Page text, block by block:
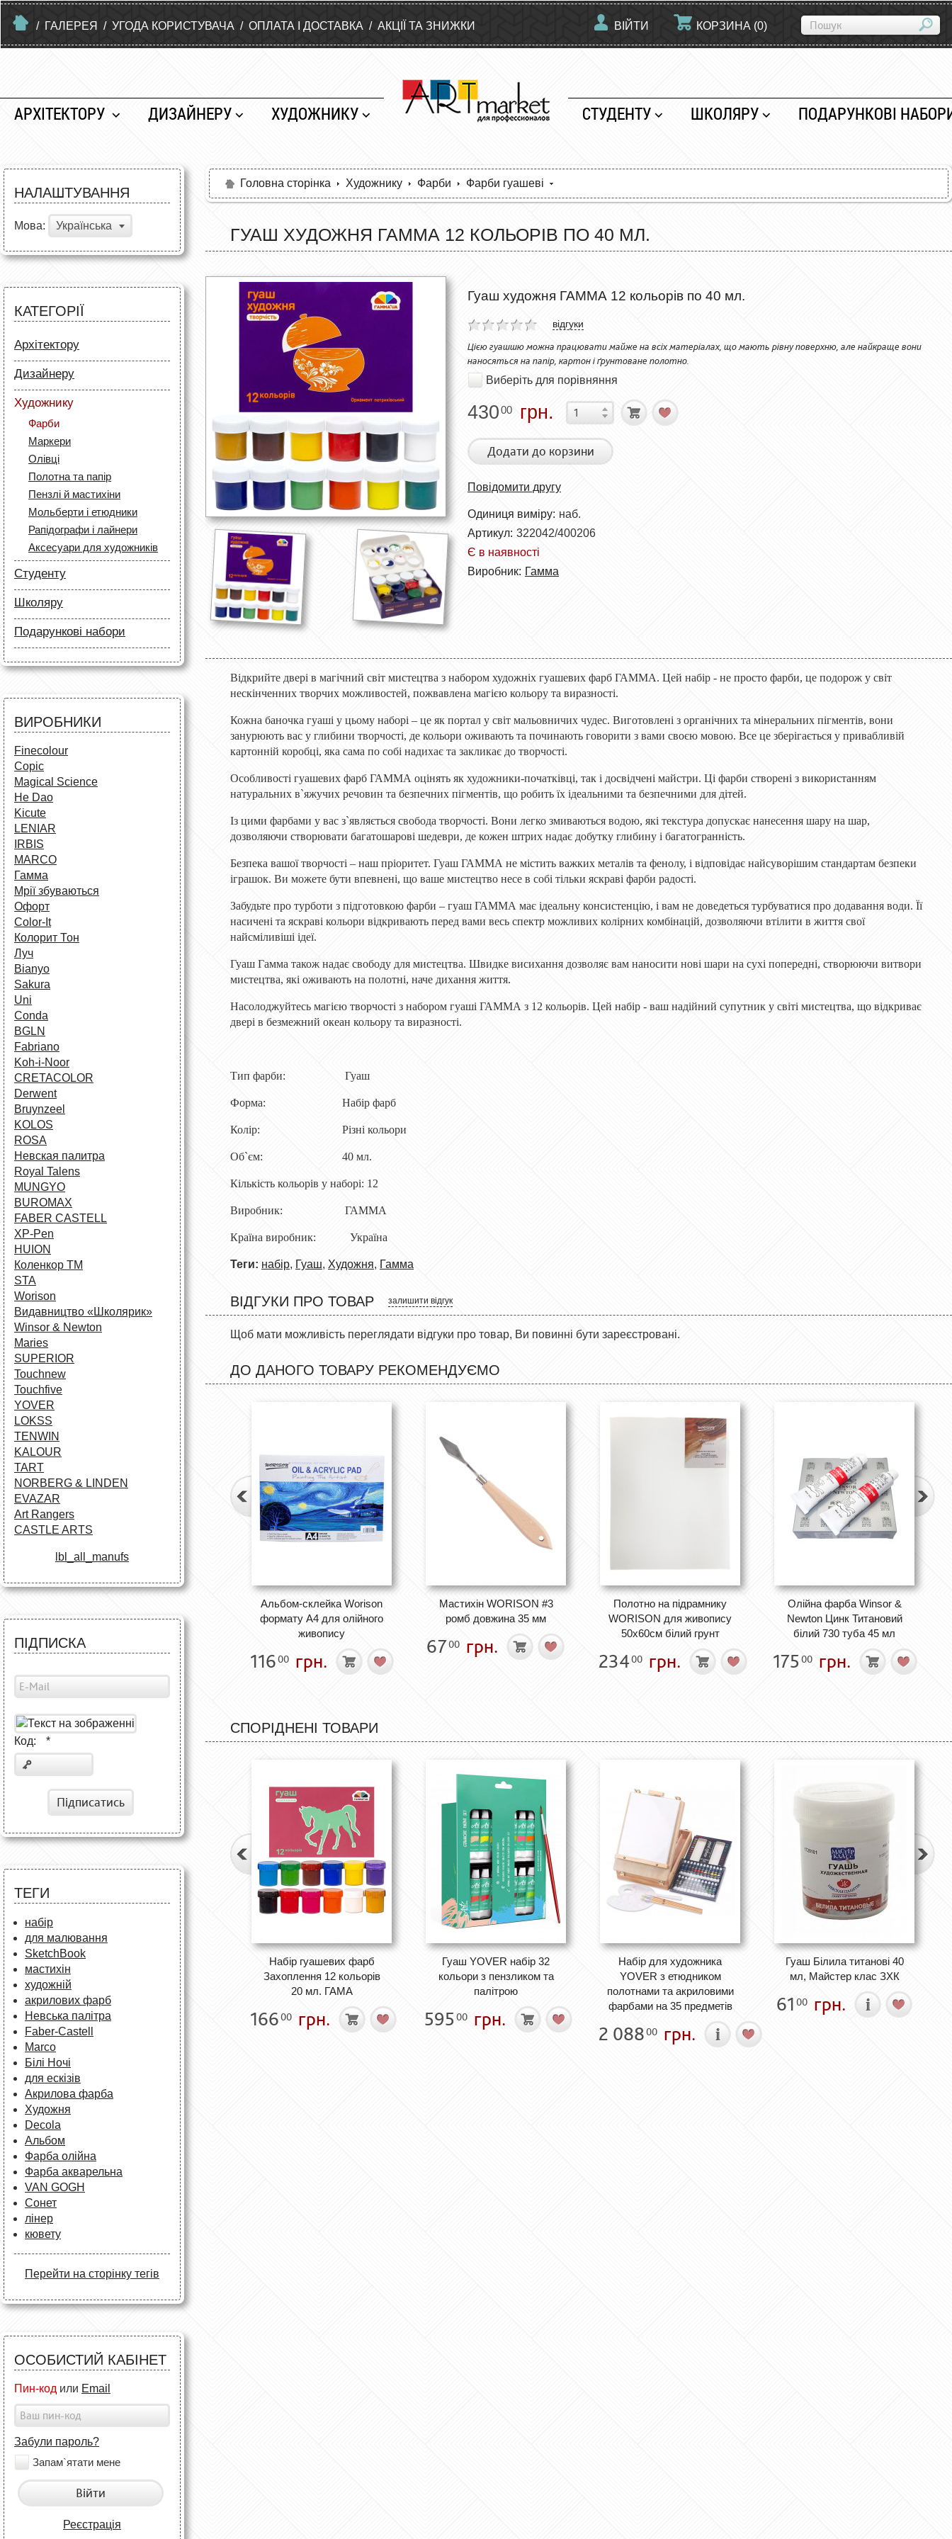
/ ГАЛЕРЕЯ / УГОДА КОРИСТУВАЧА / ОПЛАТА І ДОСТАВКА / АКЦІЇ ТА ЗНИЖКИ ВІЙТИ КОРЗИНА (0)
АРХІТЕКТОРУ ДИЗАЙНЕРУ ХУДОЖНИКУ СТУДЕНТУ ШКОЛЯРУ ПОДАРУНКОВІ
НАЛАШТУВАННЯ
Мова: Українська
КАТЕГОРІЇ
Архітектору
Папір
Лайнери
Маркери
Олівці
Аксесуари для архітекторів
Дизайнеру
Папір
Олівці
Скетч маркери
Лайнери (рапідографи)
Аксесуари для дизайнерів
Художнику
Фарби
Маркери
Олівці
Полотна та папір
Пензлі й мастихіни
Мольберти і етюдники
Рапідографи і лайнери
Аксесуари для художників
Студенту
Папір
Лайнери
Маркери
Олівці
Все для креслення
Школяру
Папір
Маркери
Все для креслення
Все для творчості
Аксесуари для школярів
Подарункові набори
Олівці
Фарби та пензлі
ВИРОБНИКИ
Finecolour
Copic
Magical Science
He Dao
Kicute
LENIAR
IRBIS
MARCO
Гамма
Мрії збуваються
Офорт
Сolor-It
Колорит Тон
Луч
Bianyo
Sakura
Uni
Conda
BGLN
Fabriano
Koh-i-Noor
CRETACOLOR
Derwent
Bruynzeel
KOLOS
ROSA
Невская палитра
Royal Talens
MUNGYO
BUROMAX
FABER CASTELL
XP-Pen
HUION
Коленкор ТМ
STA
Worison
Видавництво «Школярик»
Winsor & Newton
Maries
SUPERIOR
Touchnew
Touchfive
YOVER
LOKSS
TENWIN
KALOUR
TART
NORBERG & LINDEN
EVAZAR
Art Rangers
CASTLE ARTS
lbl_all_manufs
ПІДПИСКА
Код: *
Підписатись
ТЕГИ
набір
для малювання
SketchBook
мастихін
художній
акрилових фарб
Невська палітра
Faber-Castell
Marco
Білі Ночі
для ескізів
Акрилова фарба
Художня
Decola
Альбом
Фарба олійна
Фарба акварельна
VAN GOGH
Сонет
лінер
кювету
Перейти на сторінку тегів
ОСОБИСТИЙ КАБІНЕТ
Пин-код или Email
Забули пароль?
Запам`ятати мене
Війти
Реєстрація
Головна сторінка Художнику Фарби Фарби гуашеві
ГУАШ ХУДОЖНЯ ГАММА 12 КОЛЬОРІВ ПО 40 МЛ.
Гуаш художня ГАММА 12 кольорів по 40 мл.
відгуки
Цією гуашшю можна працювати майже на всіх матеріалах, що мають рівну поверхню, але найкраще вони
наносяться на папір, картон і ґрунтоване полотно.
Виберіть для порівняння
43000 грн.
Додати до корзини
Повідомити другу
Одиниця виміру: наб.
Артикул: 322042/400206
Є в наявності
Виробник: Гамма
Відкрийте двері в магічний світ мистецтва з набором художніх гуашевих фарб ГАММА. Цей набір - не просто фарби, це подорож у світ
нескінченних творчих можливостей, пожвавлена магією кольору та виразності.
Кожна баночка гуаші у цьому наборі – це як портал у світ мальовничих чудес. Виготовлені з органічних та мінеральних пігментів, вони
занурюють вас у глибини творчості, де кольори оживають та починають говорити з вами своєю мовою. Все це зберігається у привабливій
картонній коробці, яка сама по собі надихає та закликає до творчості.
Особливості гуашевих фарб ГАММА оцінять як художники-початківці, так і досвідчені майстри. Ці фарби створені з використанням
натуральних в`яжучих речовин та безпечних пігментів, що робить їх ідеальними та безпечними для дітей.
Із цими фарбами у вас з`являється свобода творчості. Вони легко змиваються водою, які текстура допускає нанесення шару на шар,
дозволяючи створювати багатошарові шедеври, де кожен штрих надає добутку глибину і багатогранність.
Безпека вашої творчості – наш пріоритет. Гуаш ГАММА не містить важких металів та фенолу, і відповідає найсуворішим стандартам безпеки
іграшок. Ви можете бути впевнені, що ваше мистецтво несе в собі тільки яскраві фарби радості.
Забудьте про турботи з підготовкою фарби – гуаш ГАММА має ідеальну консистенцію, і вам не доведеться турбуватися про додавання води. Її
насичені та яскраві кольори відкривають перед вами весь спектр можливих колірних комбінацій, дозволяючи втілити в життя свої
найсміливіші ідеї.
Гуаш Гамма також надає свободу для мистецтва. Швидке висихання дозволяє вам наносити нові шари на сухі попередні, створюючи витвори
мистецтва, які оживають на полотні, наче дихання життя.
Насолоджуйтесь магією творчості з набором гуаші ГАММА з 12 кольорів. Цей набір - ваш надійний супутник у світі мистецтва, що відкриває
двері в безмежний океан кольору та виразності.
Тип фарби: Гуаш
Форма: Набір фарб
Колір: Різні кольори
Об`єм: 40 мл.
Кількість кольорів у наборі: 12
Виробник: ГАММА
Країна виробник: Україна
Теги: набір, Гуаш, Художня, Гамма
ВІДГУКИ ПРО ТОВАР залишити відгук
Щоб мати можливість переглядати відгуки про товар, Ви повинні бути зареєстровані.
ДО ДАНОГО ТОВАРУ РЕКОМЕНДУЄМО
Альбом-склейка Worison
формату А4 для олійного
живопису
11600 грн.
Мастихін WORISON #3
ромб довжина 35 мм
6700 грн.
Полотно на підрамнику
WORISON для живопису
50х60см білий грунт
23400 грн.
Олійна фарба Winsor &
Newton Цинк Титановий
білий 730 туба 45 мл
175 00 грн.
СПОРІДНЕНІ ТОВАРИ
Набір гуашевих фарб
Захоплення 12 кольорів
20 мл. ГАМА
16600 грн.
Гуаш YOVER набір 32
кольори з пензликом та
палітрою
595 00 грн.
Набір для художника
YOVER з етюдником
полотнами та акриловими
фарбами на 35 предметів
2 08800 грн.
Гуаш Білила титанові 40
мл, Майстер клас ЗХК
61 00 грн.